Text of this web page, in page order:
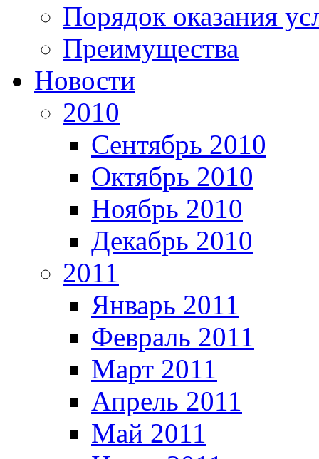
Порядок оказания
Преимущества
Новости
2010
Сентябрь 2010
Октябрь 2010
Ноябрь 2010
Декабрь 2010
2011
Январь 2011
Февраль 2011
Март 2011
Апрель 2011
Май 2011